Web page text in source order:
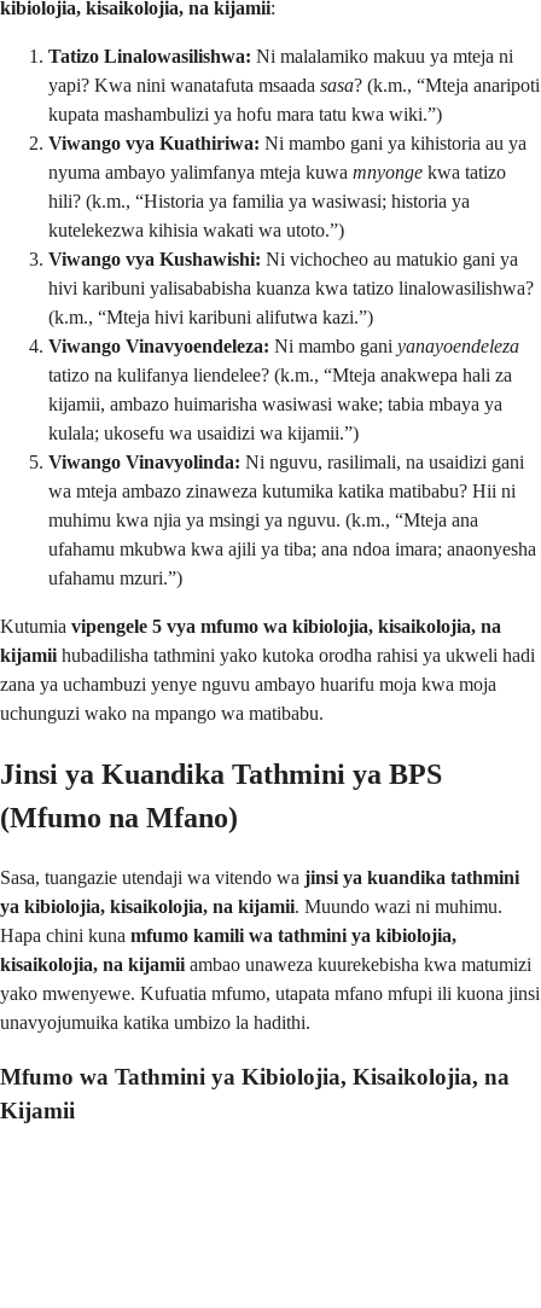
kibiolojia, kisaikolojia, na kijamii:
Tatizo Linalowasilishwa: Ni malalamiko makuu ya mteja ni
yapi? Kwa nini wanatafuta msaada sasa? (k.m., “Mteja anaripoti
kupata mashambulizi ya hofu mara tatu kwa wiki.”)
Viwango vya Kuathiriwa: Ni mambo gani ya kihistoria au ya
nyuma ambayo yalimfanya mteja kuwa mnyonge kwa tatizo
hili? (k.m., “Historia ya familia ya wasiwasi; historia ya
kutelekezwa kihisia wakati wa utoto.”)
Viwango vya Kushawishi: Ni vichocheo au matukio gani ya
hivi karibuni yalisababisha kuanza kwa tatizo linalowasilishwa?
(k.m., “Mteja hivi karibuni alifutwa kazi.”)
Viwango Vinavyoendeleza: Ni mambo gani yanayoendeleza
tatizo na kulifanya liendelee? (k.m., “Mteja anakwepa hali za
kijamii, ambazo huimarisha wasiwasi wake; tabia mbaya ya
kulala; ukosefu wa usaidizi wa kijamii.”)
Viwango Vinavyolinda: Ni nguvu, rasilimali, na usaidizi gani
wa mteja ambazo zinaweza kutumika katika matibabu? Hii ni
muhimu kwa njia ya msingi ya nguvu. (k.m., “Mteja ana
ufahamu mkubwa kwa ajili ya tiba; ana ndoa imara; anaonyesha
ufahamu mzuri.”)
Kutumia vipengele 5 vya mfumo wa kibiolojia, kisaikolojia, na
kijamii hubadilisha tathmini yako kutoka orodha rahisi ya ukweli hadi
zana ya uchambuzi yenye nguvu ambayo huarifu moja kwa moja
uchunguzi wako na mpango wa matibabu.
Jinsi ya Kuandika Tathmini ya BPS
(Mfumo na Mfano)
Sasa, tuangazie utendaji wa vitendo wa jinsi ya kuandika tathmini
ya kibiolojia, kisaikolojia, na kijamii. Muundo wazi ni muhimu.
Hapa chini kuna mfumo kamili wa tathmini ya kibiolojia,
kisaikolojia, na kijamii ambao unaweza kuurekebisha kwa matumizi
yako mwenyewe. Kufuatia mfumo, utapata mfano mfupi ili kuona jinsi
unavyojumuika katika umbizo la hadithi.
Mfumo wa Tathmini ya Kibiolojia, Kisaikolojia, na
Kijamii